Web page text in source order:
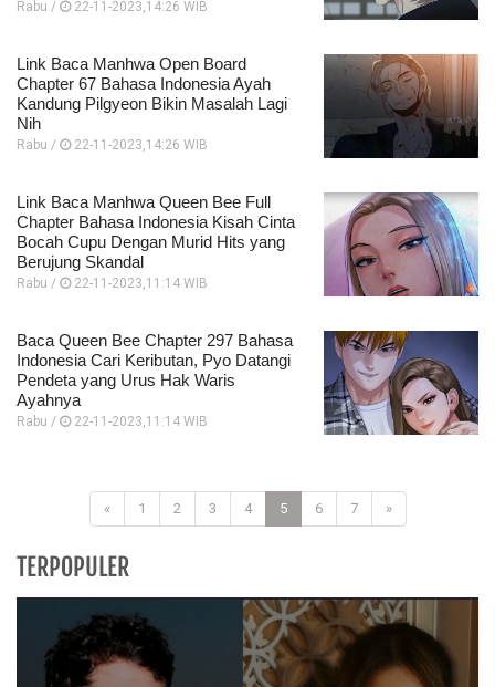
Rabu / 22-11-2023,14:26 WIB
Link Baca Manhwa Open Board
Chapter 67 Bahasa Indonesia Ayah
Kandung Pilgyeon Bikin Masalah Lagi
Nih
Rabu / 22-11-2023,14:26 WIB
Link Baca Manhwa Queen Bee Full
Chapter Bahasa Indonesia Kisah Cinta
Bocah Cupu Dengan Murid Hits yang
Berujung Skandal
Rabu / 22-11-2023,11:14 WIB
Baca Queen Bee Chapter 297 Bahasa
Indonesia Cari Keributan, Pyo Datangi
Pendeta yang Urus Hak Waris
Ayahnya
Rabu / 22-11-2023,11:14 WIB
« 1 2 3 4 5 6 7 »
TERPOPULER